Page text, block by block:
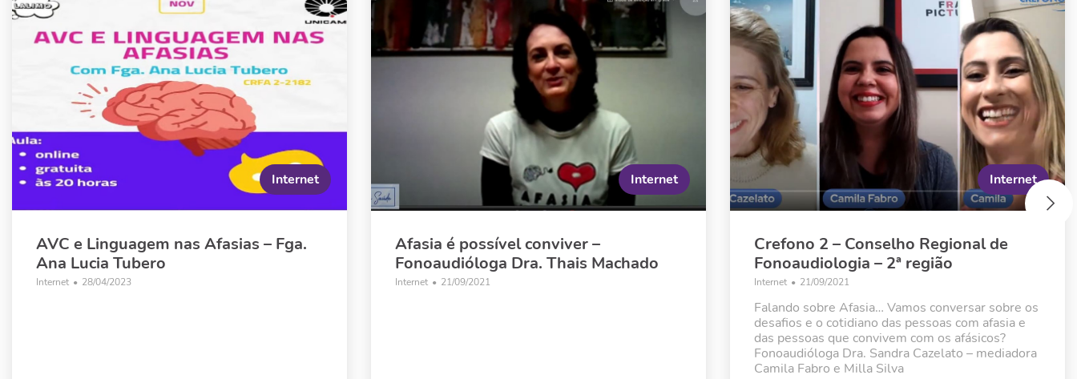
Internet
AVC e Linguagem nas Afasias – Fga.
Ana Lucia Tubero
Internet • 28/04/2023
Internet
Afasia é possível conviver –
Fonoaudióloga Dra. Thais Machado
Internet • 21/09/2021
Internet
Crefono 2 – Conselho Regional de
Fonoaudiologia – 2ª região
Internet • 21/09/2021
Falando sobre Afasia… Vamos conversar sobre os
desafios e o cotidiano das pessoas com afasia e
das pessoas que convivem com os afásicos?
Fonoaudióloga Dra. Sandra Cazelato – mediadora
Camila Fabro e Milla Silva